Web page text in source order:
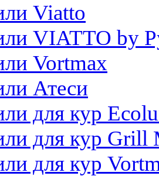
Viatto
VIATTO by
Vortmax
Атеси
для кур
для кур Grill
для кур